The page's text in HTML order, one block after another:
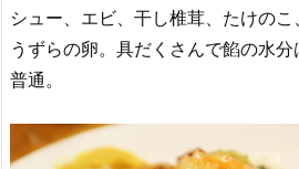
シュー、エビ、干し椎茸、たけのこ
うずらの卵。具だくさんで餡の水
普通。